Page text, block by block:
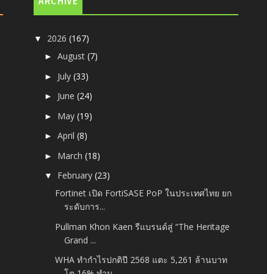
▼ 2026(167)
►August(7)
► July(33)
► June(24)
► May(19)
►April(8)
► March(18)
▼ February(23)
Fortinet เปิด FortiSASE PoP ในประเทศไทย ยก
ระดับการ...
Pullman Khon Kaen รีแบรนด์สู่ “The Heritage
Grand ...
WHA ทำกำไรปกติปี 2568 แตะ 5,261 ล้านบาท